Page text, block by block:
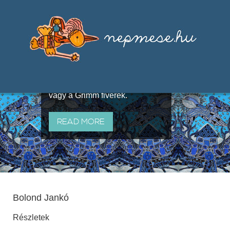
útján terjedő elbeszélésekből,
melyeket olyan ismert gyűjtők
állítottak össze, mint Benedek
vagy a Grimm fivérek.
READ MORE
Bolond Jankó
Részletek